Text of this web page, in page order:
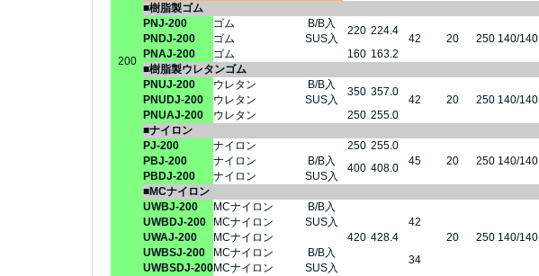
200
■樹脂製ゴム
PNJ-200
ゴム B/B入
220 224.4
42 20 250 140/140
PNDJ-200
ゴム SUS入
PNAJ-200
ゴム 160 163.2
■樹脂製ウレタンゴム
PNUJ-200
ウレタン B/B入
350 357.0
42 20 250 140/140
PNUDJ-200
ウレタン SUS入
PNUAJ-200
ウレタン 250 255.0
■ナイロン
PJ-200
ナイロン 250 255.0
45
20 250 140/140
PBJ-200
ナイロン B/B入
400 408.0
PBDJ-200
ナイロン SUS入
■MCナイロン
UWBJ-200
MCナイロン B/B入
420 428.4
42
20
250 140/140
UWBDJ-200
MCナイロン SUS入
UWAJ-200
MCナイロン
UWBSJ-200
MCナイロン B/B入
34
UWBSDJ-200MCナイロン SUS入